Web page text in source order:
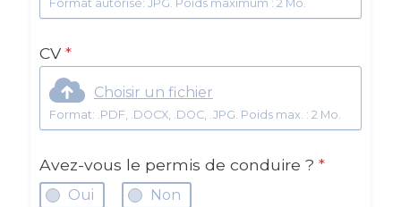
Format autorisé: JPG. Poids maximum : 2 Mo.
CV *
Choisir un fichier
Format: .PDF, .DOCX, .DOC, .JPG. Poids max. : 2 Mo.
Avez-vous le permis de conduire ? *
Oui Non